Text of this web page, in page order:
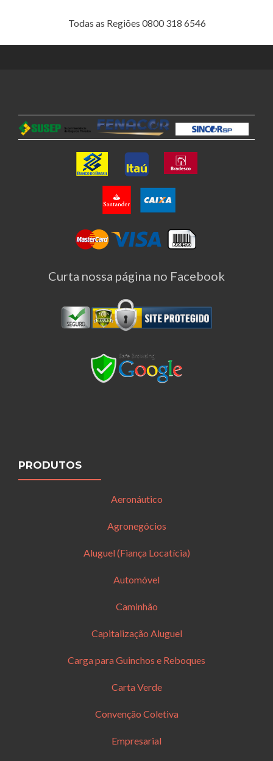
Todas as Regiões 0800 318 6546
Curta nossa página no Facebook
PRODUTOS
Aeronáutico
Agronegócios
Aluguel (Fiança Locatícia)
Automóvel
Caminhão
Capitalização Aluguel
Carga para Guinchos e Reboques
Carta Verde
Convenção Coletiva
Empresarial